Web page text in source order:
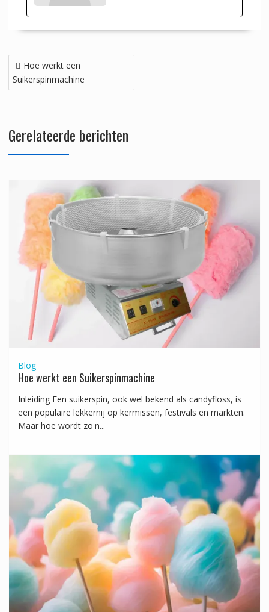
Bericht
navigatie
Hoe werkt een
Suikerspinmachine
Gerelateerde berichten
Blog
Hoe werkt een Suikerspinmachine
Inleiding Een suikerspin, ook wel bekend als candyfloss, is
een populaire lekkernij op kermissen, festivals en markten.
Maar hoe wordt zo'n...